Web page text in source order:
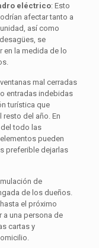
eléctrico: Esto
afectar tanto a
así como
se
en la medida de lo
mal cerradas
entradas indebidas
turística que
del año. En
todo las
pueden
preferible dejarlas
de
de los dueños.
el próximo
a una persona de
cartas y